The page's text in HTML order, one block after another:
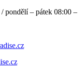
pondělí – pátek 08:00 –